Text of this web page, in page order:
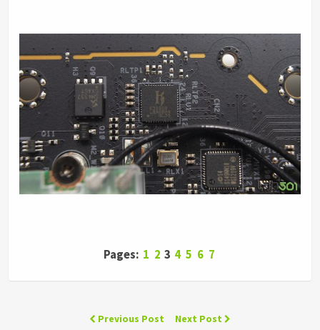
Pages: 1 2 3 4 5 6 7
Previous Post Next Post